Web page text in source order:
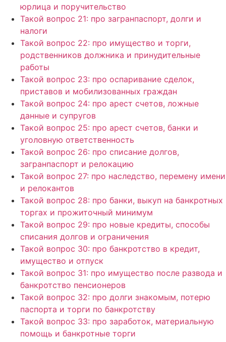
юрлица и поручительство
Такой вопрос 21: про загранпаспорт, долги и
налоги
Такой вопрос 22: про имущество и торги,
родственников должника и принудительные
работы
Такой вопрос 23: про оспаривание сделок,
приставов и мобилизованных граждан
Такой вопрос 24: про арест счетов, ложные
данные и супругов
Такой вопрос 25: про арест счетов, банки и
уголовную ответственность
Такой вопрос 26: про списание долгов,
загранпаспорт и релокацию
Такой вопрос 27: про наследство, перемену имени
и релокантов
Такой вопрос 28: про банки, выкуп на банкротных
торгах и прожиточный минимум
Такой вопрос 29: про новые кредиты, способы
списания долгов и ограничения
Такой вопрос 30: про банкротство в кредит,
имущество и отпуск
Такой вопрос 31: про имущество после развода и
банкротство пенсионеров
Такой вопрос 32: про долги знакомым, потерю
паспорта и торги по банкротству
Такой вопрос 33: про заработок, материальную
помощь и банкротные торги